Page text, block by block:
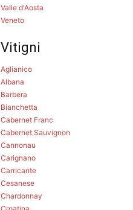
Valle d'Aosta
Veneto
Vitigni
Aglianico
Albana
Barbera
Bianchetta
Cabernet Franc
Cabernet Sauvignon
Cannonau
Carignano
Carricante
Cesanese
Chardonnay